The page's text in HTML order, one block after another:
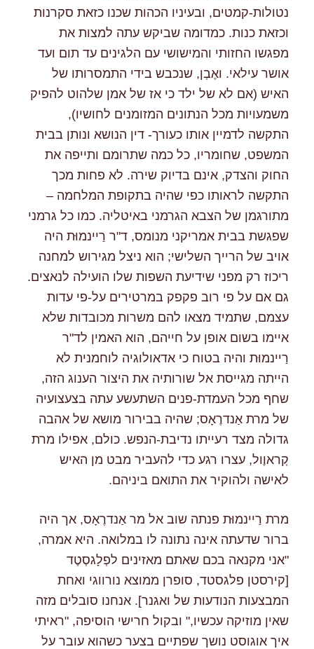
נטולות-קמטים, ובעיניו הכהות שכנו כזאת סקרנות
וכזאת כנות. כמדומה שביקש עתה למצות את
מפגשו החזותי והמישושי עם הלגינים עד תום ועד
אושר עילאי. ואֶבְן, שנכבש בידי התמסרותו של
האיש (אם לא של ילד כי אז של אמן שלהוט להפיק
משמעויות מכל הנתונים המזומנים לחושיו),
התקשה לדמיין אותו כעורך- דין הנושא ונותן בבית
המשפט, שחומריו, כל כמה שתרומם ותייפה את
החוק והצדק, אינם בדיוק שירה. לא פחות מכך
התקשה לראותו כפי שהיה בתקופת המלחמה –
מתורגמן של הצבא הגרמני באיטליה. כמו כל גרמני
שפגשת בבית אמריקני מנומס, ד"ר רַיינמוּּת היה
אויב של הרייך השלישי; הוא ניצל מגירוש למחנה
ריכוז רק מפני שידיעת השפות שלו הועילה לנאצים.
גם אם על פי רוב פקפק במרטירים על-פי עדות
עצמם, שתמיד מצאו להם משרות מכובדות שלא
איימו בשום אופן על חייהם, הוא האמין לד"ר
רַיינמוּת והיה בטוח כי אדאולוגיה לוחמנית לא
הייתה מגייסת אל שורותיה את היצור הענוג הזה,
שחף מכל העמדת-פנים השתעשע עתה בצעצועיה
של מרת אַנדרֶאָס; שהיה בבירור מושא של אהבה
גדולה מצד רעייתו נדיבת-הנפש. כולם, אפילו מרת
קְראוֶול, עצרו רגע כדי להעביר מבט מן האיש
לאישה ולהוקיר את התואם ביניהם.
מרת רַיינמוּּת פנתה שוב אל מר אַנדרֶאָס, אך היה
ברור שדעתה אינה נתונה לו במלואה. היא אמרה,
"אני מקנאה בכם שאתם מאזינים לפְלָגסְטֶד
[קירסטן פלגסטד, סופרן ממוצא נורווגי ואחת
המבצעות הנודעות של ואגנר]. אנחנו סובלים מזה
שאין מוזיקה עכשיו," ובקול חרישי הוסיפה, "ראיתי
איך אוגוסט נושך שפתיים בצער כשהוא עובר על